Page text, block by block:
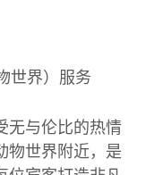
世界）服务
无与伦比的热情
物世界附近，是